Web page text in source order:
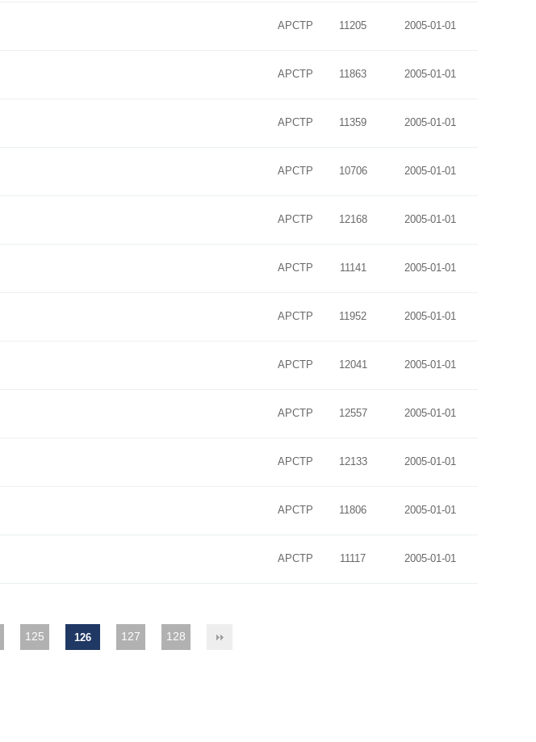
APCTP 11205 2005-01-01
APCTP 11863 2005-01-01
APCTP 11359 2005-01-01
APCTP 10706 2005-01-01
APCTP 12168 2005-01-01
APCTP 11141 2005-01-01
APCTP 11952 2005-01-01
APCTP 12041 2005-01-01
APCTP 12557 2005-01-01
APCTP 12133 2005-01-01
APCTP 11806 2005-01-01
APCTP 11117 2005-01-01
125 126 127 128